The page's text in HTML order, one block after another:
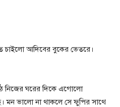
চাইলো আদিবের বুকের ভেতরে।
নিজের ঘরের দিকে এগোলো
মন ভালো না থাকলে সে ফুপির সাথে